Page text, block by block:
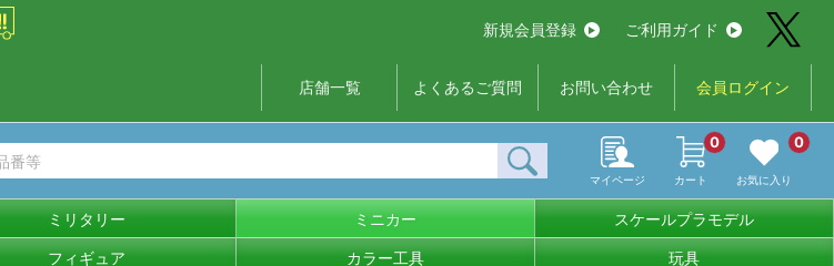
新規会員登録 ご利用ガイド
店舗一覧 よくあるご質問 お問い合わせ 会員ログイン
マイページ カート
0
お気に入り
0
ミリタリー ミニカー スケールプラモデル
フィギュア カラー工具 玩具